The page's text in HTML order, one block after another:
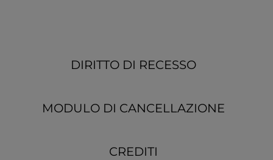
DIRITTO DI RECESSO
MODULO DI CANCELLAZIONE
CREDITI